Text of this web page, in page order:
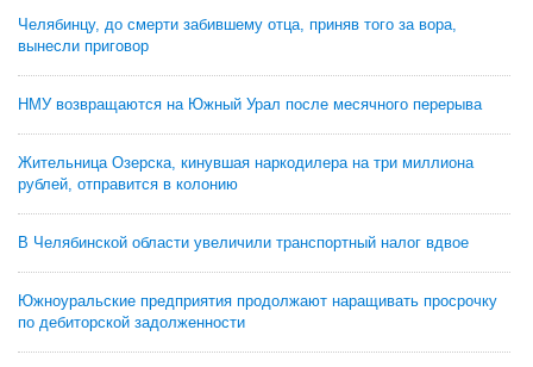
Челябинцу, до смерти забившему отца, приняв того за вора,
вынесли приговор
НМУ возвращаются на Южный Урал после месячного перерыва
Жительница Озерска, кинувшая наркодилера на три миллиона
рублей, отправится в колонию
В Челябинской области увеличили транспортный налог вдвое
Южноуральские предприятия продолжают наращивать просрочку
по дебиторской задолженности